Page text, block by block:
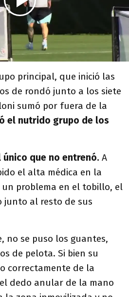
principal, que inició las
de rondó junto a los siete
sumó por fuera de la
el nutrido grupo de los
único que no entrenó. A
el alta médica en la
problema en el tobillo, el
junto al resto de sus
no se puso los guantes,
de pelota. Si bien su
correctamente de la
dedo anular de la mano